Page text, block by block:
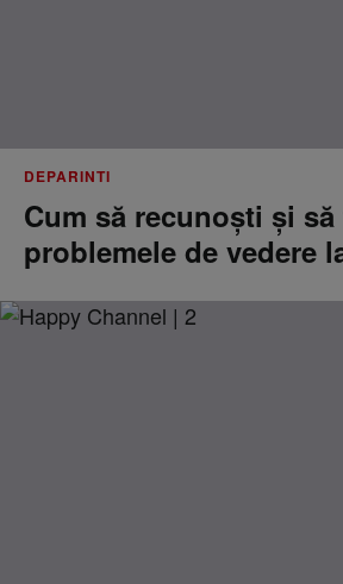
DEPARINTI
Cum să recunoști și să
problemele de vedere